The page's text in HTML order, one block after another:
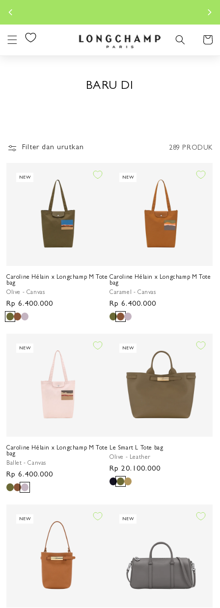
BARU DI
Filter dan urutkan 289 PRODUK
NEW
Caroline Hélain x Longchamp M Tote
bag
Olive - Canvas
Harga
reguler
Rp 6.400.000
NEW
Caroline Hélain x Longchamp M Tote
bag
Caramel - Canvas
Harga
reguler
Rp 6.400.000
NEW
Caroline Hélain x Longchamp M Tote
bag
Ballet - Canvas
Harga
reguler
Rp 6.400.000
NEW
Le Smart L Tote bag
Olive - Leather
Harga
reguler
Rp 20.100.000
NEW NEW